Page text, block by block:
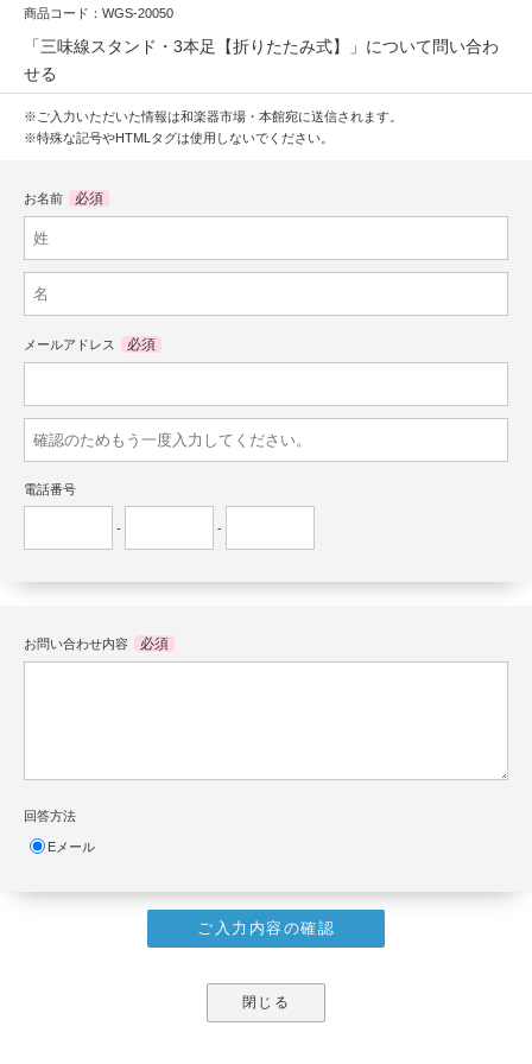
商品コード：WGS-20050
「三味線スタンド・3本足【折りたたみ式】」について問い合わ
せる
※ご入力いただいた情報は和楽器市場・本館宛に送信されます。
※特殊な記号やHTMLタグは使用しないでください。
お名前 必須
メールアドレス 必須
電話番号
- -
お問い合わせ内容 必須
回答方法
Eメール